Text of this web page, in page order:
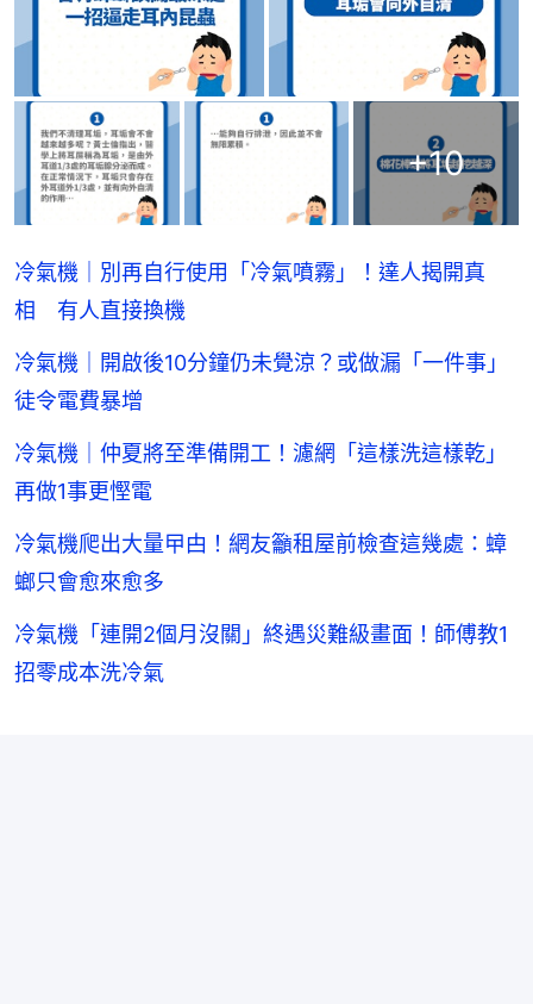
+10
冷氣機｜別再自行使用「冷氣噴霧」！達人揭開真
相 有人直接換機
冷氣機｜開啟後10分鐘仍未覺涼？或做漏「一件事」
徒令電費暴增
冷氣機｜仲夏將至準備開工！濾網「這樣洗這樣乾」
再做1事更慳電
冷氣機爬出大量曱甴！網友籲租屋前檢查這幾處：蟑
螂只會愈來愈多
冷氣機「連開2個月沒關」終遇災難級畫面！師傅教1
招零成本洗冷氣